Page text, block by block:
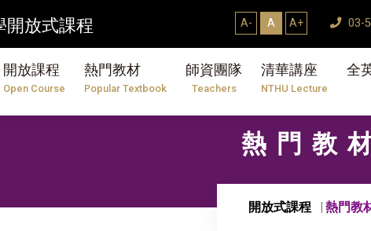
開放式課程 A- A A+ 03-
開放課程
Open Course
熱門教材
Popular Textbook
師資團隊
Teachers
清華講座
NTHU Lecture
全
熱門教
開放式課程 熱門教